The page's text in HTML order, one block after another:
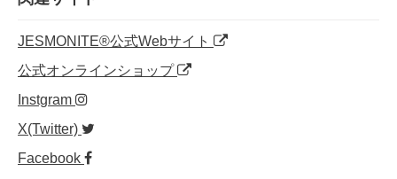
JESMONITE®公式Webサイト
公式オンラインショップ
Instgram
X(Twitter)
Facebook